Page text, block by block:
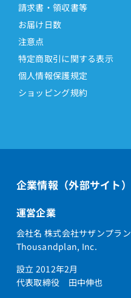
請求書・領収書等
お届け日数
注意点
特定商取引に関する表示
個人情報保護規定
ショッピング規約
企業情報（外部サイト）
運営企業
会社名 株式会社サザンプラン
Thousandplan, Inc.
設立 2012年2月
代表取締役 田中伸也